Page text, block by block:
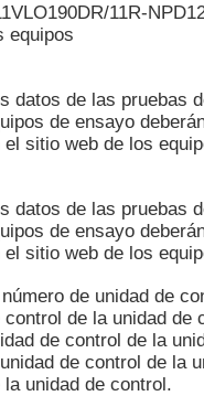
11R-
equipos
datos de las pruebas
de ensayo
el sitio web de los
datos de las pruebas
de ensayo
el sitio web de los
de unidad de
control de la unidad de
de control de la
de control de la
la unidad de control.